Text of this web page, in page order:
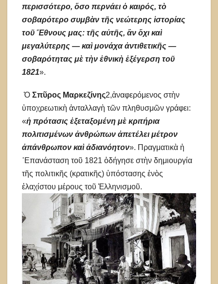
περισσότερο, ὅσο περνάει ὁ καιρός, τὸ
σοβαρότερο συμβὰν τῆς νεώτερης ἱστορίας
τοῦ Ἔθνους μας: τῆς αὐτῆς, ἂν ὄχι καὶ
μεγαλύτερης — καὶ μονάχα ἀντιθετικῆς —
σοβαρότητας μὲ τὴν ἐθνικὴ ἐξέγερση τοῦ
1821».
Ὁ Σπῦρος Μαρκεζίνης2,ἀναφερόμενος στὴν
ὑποχρεωτικὴ ἀνταλλαγὴ τῶν πληθυσμῶν γράφει:
«ἡ πρότασις ἐξεταξομένη μὲ κριτήρια
πολιτισμένων ἀνθρώπων ἀπετέλει μέτρον
ἀπάνθρωπον καὶ ἀδιανόητον». Πραγματικὰ ἡ
᾿Επανάσταση τοῦ 1821 ὁδήγησε στὴν δημιουργία
τῆς πολιτικῆς (κρατικῆς) ὑπόστασης ἑνὸς
ἐλαχίστου μέρους τοῦ Ἑλληνισμοῦ.